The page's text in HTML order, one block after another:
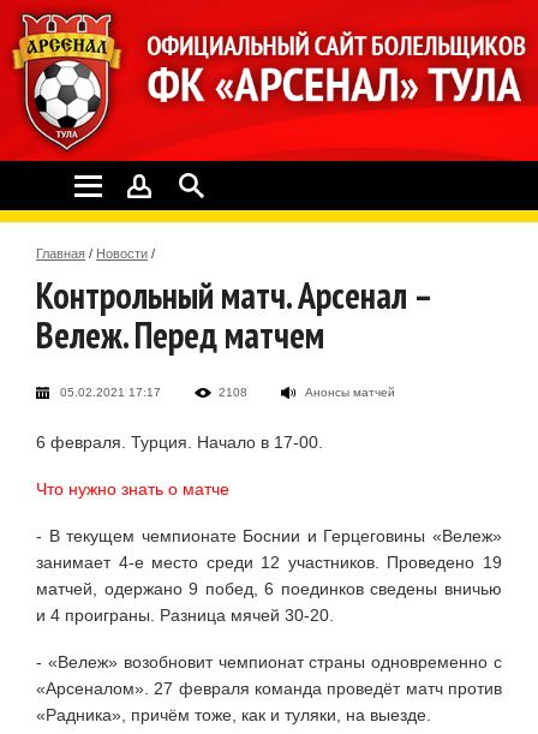
Главная / Новости /
Контрольный матч. Арсенал –
Вележ. Перед матчем
05.02.2021 17:17 2108 Анонсы матчей
6 февраля. Турция. Начало в 17-00.
Что нужно знать о матче
- В текущем чемпионате Боснии и Герцеговины «Вележ»
занимает 4-е место среди 12 участников. Проведено 19
матчей, одержано 9 побед, 6 поединков сведены вничью
и 4 проиграны. Разница мячей 30-20.
- «Вележ» возобновит чемпионат страны одновременно с
«Арсеналом». 27 февраля команда проведёт матч против
«Радника», причём тоже, как и туляки, на выезде.